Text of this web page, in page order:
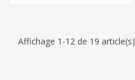
Affichage 1-12 de 19 article(s)